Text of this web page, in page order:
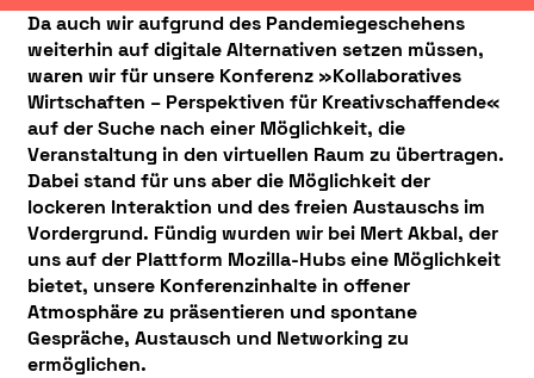
Da auch wir aufgrund des Pandemiegeschehens
weiterhin auf digitale Alternativen setzen müssen,
waren wir für unsere Konferenz »Kollaboratives
Wirtschaften – Perspektiven für Kreativschaffende«
auf der Suche nach einer Möglichkeit, die
Veranstaltung in den virtuellen Raum zu übertragen.
Dabei stand für uns aber die Möglichkeit der
lockeren Interaktion und des freien Austauschs im
Vordergrund. Fündig wurden wir bei Mert Akbal, der
uns auf der Plattform Mozilla-Hubs eine Möglichkeit
bietet, unsere Konferenzinhalte in offener
Atmosphäre zu präsentieren und spontane
Gespräche, Austausch und Networking zu
ermöglichen.